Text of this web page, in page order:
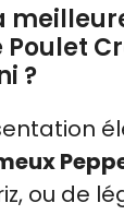
?
ou de